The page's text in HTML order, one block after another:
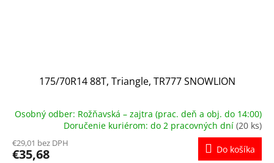
175/70R14 88T, Triangle, TR777 SNOWLION
Osobný odber: Rožňavská – zajtra (prac. deň a obj. do 14:00)
Doručenie kuriérom: do 2 pracovných dní (20 ks)
€29,01 bez DPH
€35,68 Do košíka